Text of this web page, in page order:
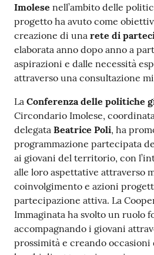
Imolese nell’ambito delle
progetto ha avuto come
creazione di una rete di
elaborata anno dopo anno a
aspirazioni e dalle necessità
attraverso una consultazione
La Conferenza delle politiche
Circondario Imolese,
delegata Beatrice Poli, ha
programmazione partecipata
ai giovani del territorio, con
alle loro aspettative attraverso
coinvolgimento e azioni
partecipazione attiva. La
Immaginata ha svolto un ruolo
accompagnando i giovani
prossimità e creando